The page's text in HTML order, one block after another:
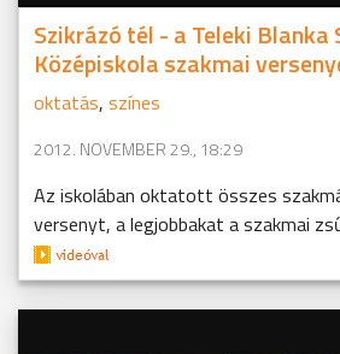
Szikrázó tél - a Teleki Blanka
Középiskola szakmai
oktatás, színes
2012. NOVEMBER 29., 18:29
Az iskolában oktatott összes
versenyt, a legjobbakat a szakmai